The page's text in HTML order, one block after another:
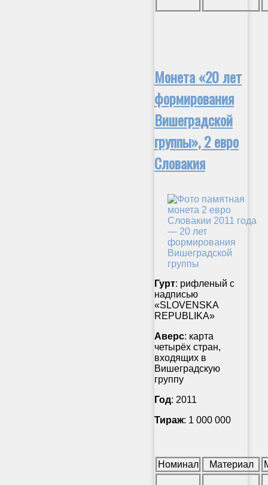
Монета «20 лет
формирования
Вишеградской
группы», 2 евро
Словакия
Гурт: рифленый с
надписью
«SLOVENSKA
REPUBLIKA»
Аверс: карта
четырёх стран,
входящих в
Вишеградскую
группу
Год: 2011
Тираж: 1 000 000
Номинал Материал